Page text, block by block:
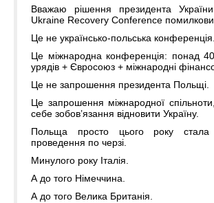
Вважаю рішення президента
Ukraine Recovery Conference
Це не українсько-польська конференція.
Це міжнародна конференція: понад
урядів + Євросоюз + міжнародні
Це не запрошення президента Польщі.
Це запрошення міжнародної
себе зобов’язання відновити Україну.
Польща просто цього року стала
проведення по черзі.
Минулого року Італія.
А до того Німеччина.
А до того Велика Британія.